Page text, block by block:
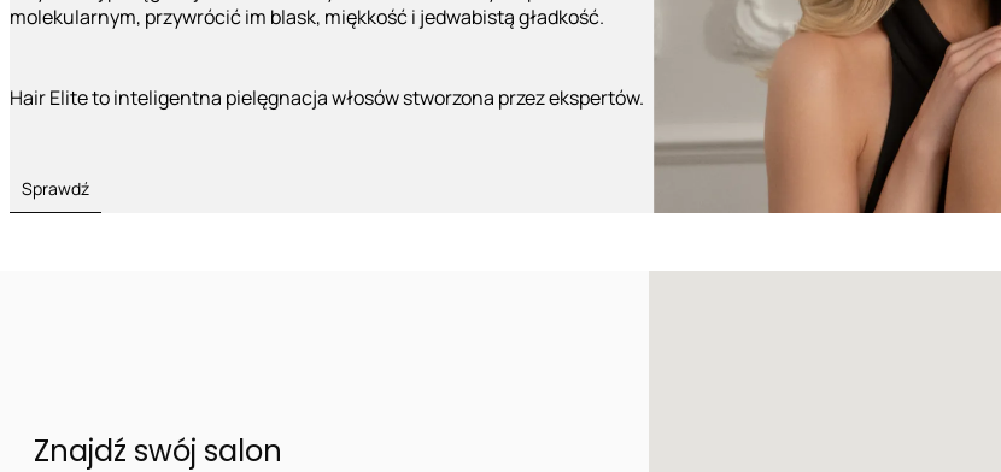
molekularnym, przywrócić im blask, miękkość i jedwabistą gładkość.
Hair Elite to inteligentna pielęgnacja włosów stworzona przez ekspertów.
Sprawdź
Znajdź swój salon